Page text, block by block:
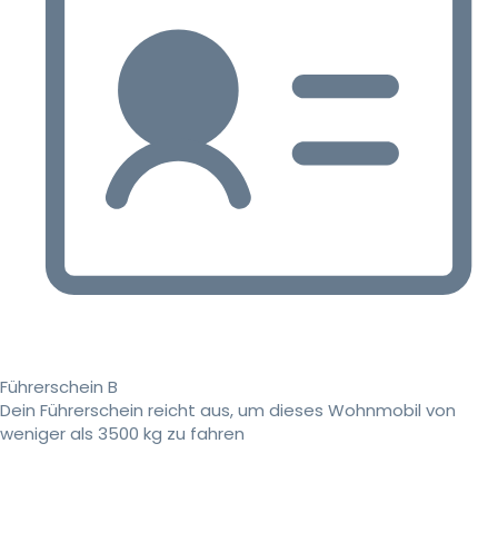
Führerschein B
Dein Führerschein reicht aus, um dieses Wohnmobil von
weniger als 3500 kg zu fahren